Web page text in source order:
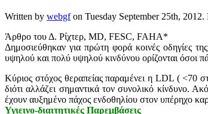
Written by webgfon Tuesday September 25th, 2012.
Άρθρο του Δ. Ρίχτερ, MD, FESC, FAHA*
Δημοσιεύθηκαν για πρώτη φορά κοινές οδηγίες
υψηλού και πολύ υψηλού κινδύνου ορίζονται όσοι
Κύριος στόχος θεραπείας παραμένει η LDL ( <70
διότι αλλάζει σημαντικά τον συνολικό κίνδυνο.
έχουν αυξημένο πάχος ενδοθηλίου στον υπέρηχο
Υγιεινο-διαιτητικές Παρεμβάσεις